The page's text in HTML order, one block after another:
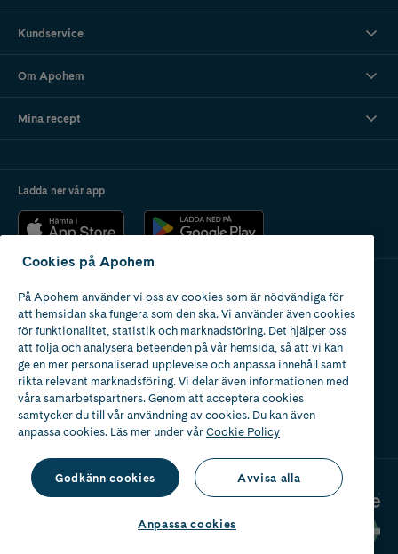
Kundservice
Om Apohem
Mina recept
Ladda ner vår app
Apotek med tillstånd
av Läkemedelsverket
2024
Cookies på Apohem
På Apohem använder vi oss av cookies som är nödvändiga för
att hemsidan ska fungera som den ska. Vi använder även cookies
för funktionalitet, statistik och marknadsföring. Det hjälper oss
att följa och analysera beteenden på vår hemsida, så att vi kan
ge en mer personaliserad upplevelse och anpassa innehåll samt
rikta relevant marknadsföring. Vi delar även informationen med
våra samarbetspartners. Genom att acceptera cookies
samtycker du till vår användning av cookies. Du kan även
anpassa cookies. Läs mer under vårCookie Policy
Godkänn cookies Avvisa alla
Anpassa cookies